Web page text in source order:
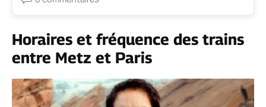
Horaires et fréquence des trains
entre Metz et Paris